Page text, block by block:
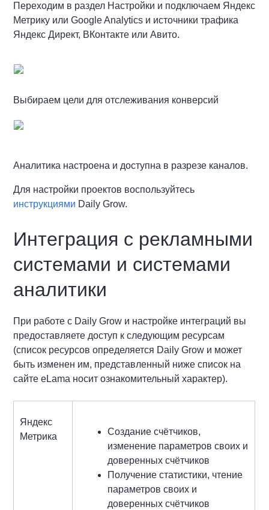
Переходим в раздел Настройки и подключаем Яндекс
Метрику или Google Analytics и источники трафика
Яндекс Директ, ВКонтакте или Авито.
Выбираем цели для отслеживания конверсий
Аналитика настроена и доступна в разрезе каналов.
Для настройки проектов воспользуйтесь
инструкциями Daily Grow.
Интеграция с рекламными
системами и системами
аналитики
При работе с Daily Grow и настройке интеграций вы
предоставляете доступ к следующим ресурсам
(список ресурсов определяется Daily Grow и может
быть изменен им, представленный ниже список на
сайте eLama носит ознакомительный характер).
Яндекс
Метрика
Создание счётчиков,
изменение параметров своих и
доверенных счётчиков
Получение статистики, чтение
параметров своих и
доверенных счётчиков